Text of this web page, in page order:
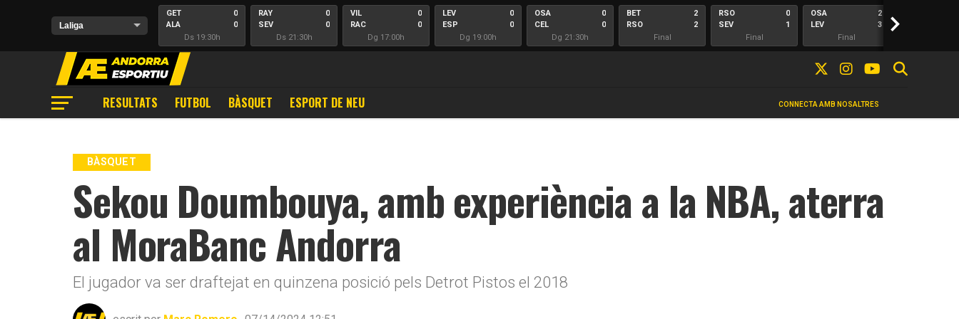
GET
ALA
0
0
Ds 19:30h
RAY
SEV
0
0
Ds 21:30h
VIL
RAC
0
0
Dg 17:00h
LEV
ESP
0
0
Dg 19:00h
OSA
CEL
0
0
Dg 21:30h
BET
RSO
2
2
Final
RSO
SEV
0
1
Final
OSA
LEV
2
3
Final
>
CONNECTA AMB NOSALTRES
RESULTATS FUTBOL BÀSQUET ESPORT DE NEU
BÀSQUET
Sekou Doumbouya, amb experiència a la NBA, aterra
al MoraBanc Andorra
El jugador va ser draftejat en quinzena posició pels Detrot Pistos el 2018